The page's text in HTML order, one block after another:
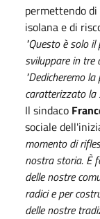
permettendo
isolana e di
"Questo è solo
sviluppare in tre
"Dedicheremo
caratterizzato la
Il sindaco
sociale
momento di
nostra storia. È
delle nostre
radici e per
delle nostre